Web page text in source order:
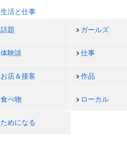
生活と仕事
話題 ガールズ
体験談 仕事
お店＆接客 作品
食べ物 ローカル
ためになる